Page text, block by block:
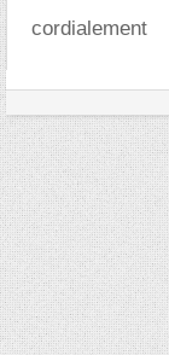
cordialement